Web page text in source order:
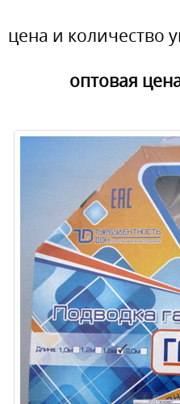
цена и количество
оптовая